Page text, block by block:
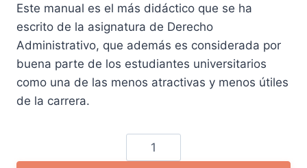
era:
40,00 €.
es:
38,00 €.
Este manual es el más didáctico que se ha
escrito de la asignatura de Derecho
Administrativo, que además es considerada por
buena parte de los estudiantes universitarios
como una de las menos atractivas y menos útiles
de la carrera.
Derecho
administrativo.